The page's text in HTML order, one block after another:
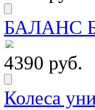
БАЛАНС
4390 руб.
Колеса